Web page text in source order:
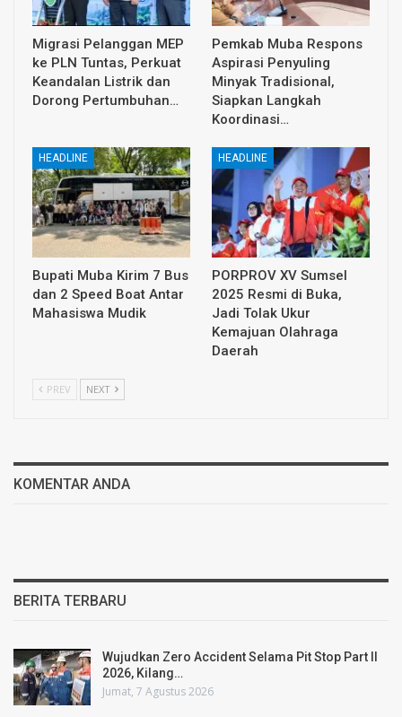
Migrasi Pelanggan MEP
ke PLN Tuntas, Perkuat
Keandalan Listrik dan
Dorong Pertumbuhan…
Pemkab Muba Respons
Aspirasi Penyuling
Minyak Tradisional,
Siapkan Langkah
Koordinasi…
HEADLINE
Bupati Muba Kirim 7 Bus
dan 2 Speed Boat Antar
Mahasiswa Mudik
HEADLINE
PORPROV XV Sumsel
2025 Resmi di Buka,
Jadi Tolak Ukur
Kemajuan Olahraga
Daerah
PREV NEXT
KOMENTAR ANDA
BERITA TERBARU
Wujudkan Zero Accident Selama Pit Stop Part II
2026, Kilang…
Jumat, 7 Agustus 2026